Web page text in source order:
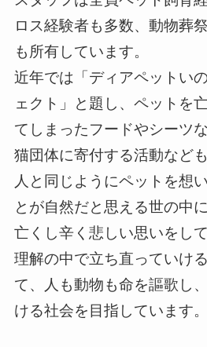
ロス経験者も多数、動物葬
も所有しています。
近年では「ディアペットい
ェクト」と題し、ペットを
てしまったフードやシーツ
猫団体に寄付する活動など
人と同じようにペットを想
とが自然だと思える世の中
亡くし辛く悲しい思いをし
理解の中で立ち直っていけ
て、人も動物も命を謳歌し
ける社会を目指しています。